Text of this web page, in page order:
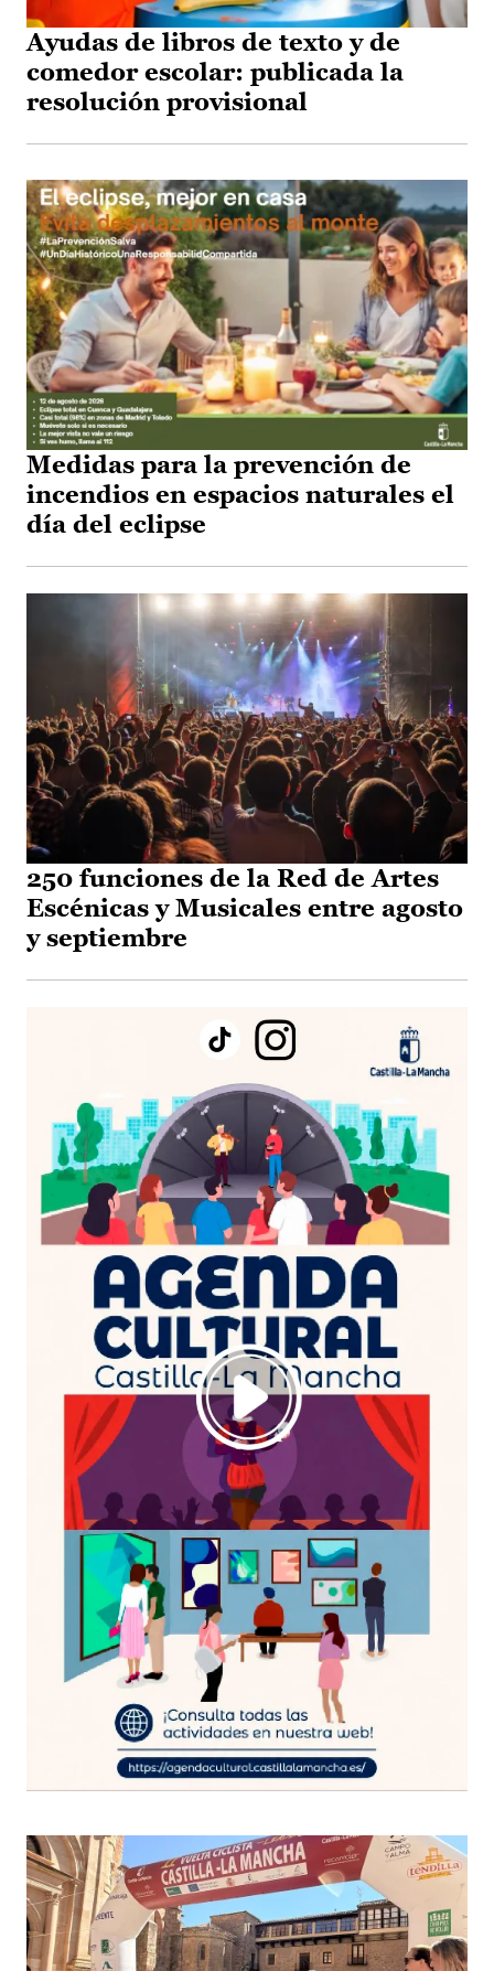
Ayudas de libros de texto y de
comedor escolar: publicada la
resolución provisional
Medidas para la prevención de
incendios en espacios naturales el
día del eclipse
250 funciones de la Red de Artes
Escénicas y Musicales entre agosto
y septiembre